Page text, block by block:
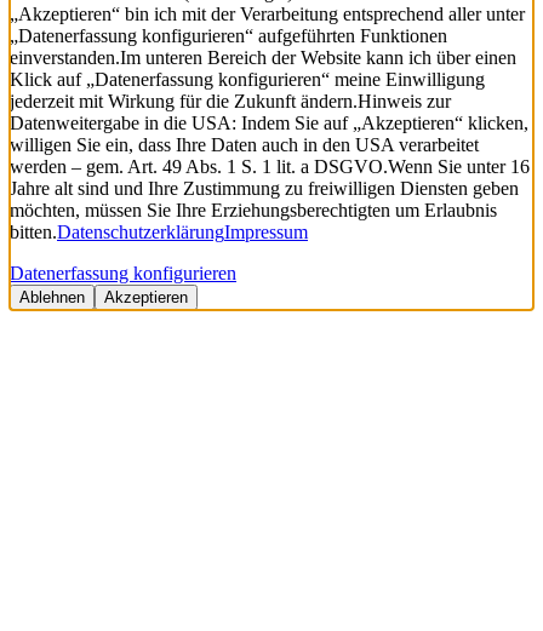
„Akzeptieren“ bin ich mit der Verarbeitung entsprechend aller unter
„Datenerfassung konfigurieren“ aufgeführten Funktionen
einverstanden.Im unteren Bereich der Website kann ich über einen
Klick auf „Datenerfassung konfigurieren“ meine Einwilligung
jederzeit mit Wirkung für die Zukunft ändern.Hinweis zur
Datenweitergabe in die USA: Indem Sie auf „Akzeptieren“ klicken,
willigen Sie ein, dass Ihre Daten auch in den USA verarbeitet
werden – gem. Art. 49 Abs. 1 S. 1 lit. a DSGVO.Wenn Sie unter 16
Jahre alt sind und Ihre Zustimmung zu freiwilligen Diensten geben
möchten, müssen Sie Ihre Erziehungsberechtigten um Erlaubnis
bitten.DatenschutzerklärungImpressum
Datenerfassung konfigurieren
Ablehnen Akzeptieren